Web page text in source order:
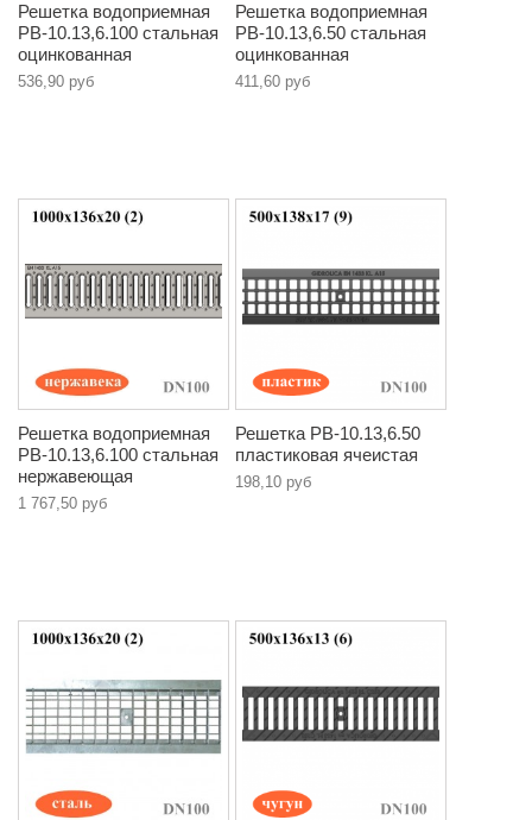
Решетка водоприемная
РВ-10.13,6.100 стальная
оцинкованная
536,90 руб
Решетка водоприемная
РВ-10.13,6.50 стальная
оцинкованная
411,60 руб
Решетка водоприемная
РВ-10.13,6.100 стальная
нержавеющая
1 767,50 руб
Решетка РВ-10.13,6.50
пластиковая ячеистая
198,10 руб